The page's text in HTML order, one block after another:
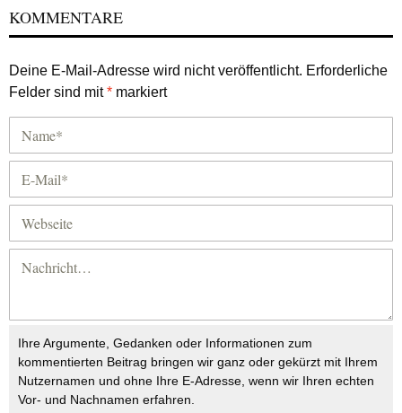
KOMMENTARE
Deine E-Mail-Adresse wird nicht veröffentlicht. Erforderliche
Felder sind mit* markiert
Ihre Argumente, Gedanken oder Informationen zum
kommentierten Beitrag bringen wir ganz oder gekürzt mit Ihrem
Nutzernamen und ohne Ihre E-Adresse, wenn wir Ihren echten
Vor- und Nachnamen erfahren.